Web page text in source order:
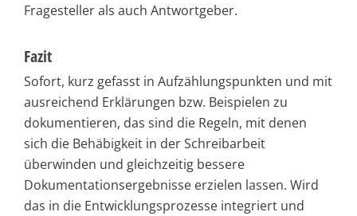
Fragesteller als auch Antwortgeber.
Fazit
Sofort, kurz gefasst in Aufzählungspunkten und mit
ausreichend Erklärungen bzw. Beispielen zu
dokumentieren, das sind die Regeln, mit denen
sich die Behäbigkeit in der Schreibarbeit
überwinden und gleichzeitig bessere
Dokumentationsergebnisse erzielen lassen. Wird
das in die Entwicklungsprozesse integriert und